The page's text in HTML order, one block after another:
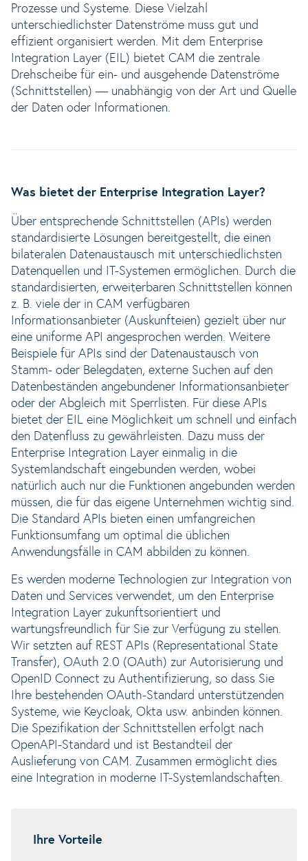
Prozesse und Systeme. Diese Vielzahl
unterschiedlichster Datenströme muss gut und
effizient organisiert werden. Mit dem Enterprise
Integration Layer (EIL) bietet CAM die zentrale
Drehscheibe für ein- und ausgehende Datenströme
(Schnittstellen) — unabhängig von der Art und Quelle
der Daten oder Informationen.
Was bietet der Enterprise Integration Layer?
Über entsprechende Schnittstellen (APIs) werden
standardisierte Lösungen bereitgestellt, die einen
bilateralen Datenaustausch mit unterschiedlichsten
Datenquellen und IT-Systemen ermöglichen. Durch die
standardisierten, erweiterbaren Schnittstellen können
z. B. viele der in CAM verfügbaren
Informationsanbieter (Auskunfteien) gezielt über nur
eine uniforme API angesprochen werden. Weitere
Beispiele für APIs sind der Datenaustausch von
Stamm- oder Belegdaten, externe Suchen auf den
Datenbeständen angebundener Informationsanbieter
oder der Abgleich mit Sperrlisten. Für diese APIs
bietet der EIL eine Möglichkeit um schnell und einfach
den Datenfluss zu gewährleisten. Dazu muss der
Enterprise Integration Layer einmalig in die
Systemlandschaft eingebunden werden, wobei
natürlich auch nur die Funktionen angebunden werden
müssen, die für das eigene Unternehmen wichtig sind.
Die Standard APIs bieten einen umfangreichen
Funktionsumfang um optimal die üblichen
Anwendungsfälle in CAM abbilden zu können.
Es werden moderne Technologien zur Integration von
Daten und Services verwendet, um den Enterprise
Integration Layer zukunftsorientiert und
wartungsfreundlich für Sie zur Verfügung zu stellen.
Wir setzten auf REST APIs (Representational State
Transfer), OAuth 2.0 (OAuth) zur Autorisierung und
OpenID Connect zu Authentifizierung, so dass Sie
Ihre bestehenden OAuth-Standard unterstützenden
Systeme, wie Keycloak, Okta usw. anbinden können.
Die Spezifikation der Schnittstellen erfolgt nach
OpenAPI-Standard und ist Bestandteil der
Auslieferung von CAM. Zusammen ermöglicht dies
eine Integration in moderne IT-Systemlandschaften.
Ihre Vorteile